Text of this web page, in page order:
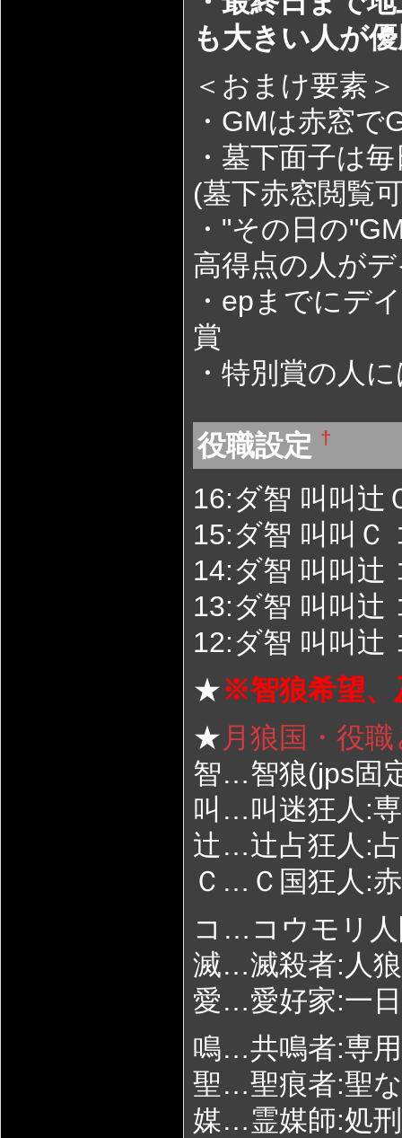
も大きい人が
＜おまけ要素＞
・GMは赤窓で
・墓下面子は
(墓下赤窓閲覧
・"その日の
高得点の人が
・epまでにデ
賞
・特別賞の人
役職設定 †
16:ダ智 叫叫辻
15:ダ智 叫叫Ｃ
14:ダ智 叫叫辻
13:ダ智 叫叫辻
12:ダ智 叫叫辻
★※智狼希望、
★ 月狼国・役
智…智狼(jps固
叫…叫迷狂人:
辻…辻占狂人:
Ｃ…Ｃ国狂人:
コ…コウモリ人
滅…滅殺者:人
愛…愛好家:一
鳴…共鳴者:専
聖…聖痕者:聖
媒…霊媒師:処